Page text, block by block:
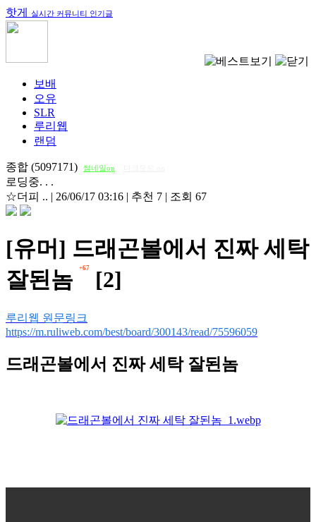
핫게 실시간 커뮤니티 인기글
보배
오유
SLR
루리웹
랜덤
종합 (5097171) 썸네일on
로딩중. . .
☆더피 .. | 26/06/17 03:16 | 추천 7 | 조회 67
[유머] 드래곤볼에서 진짜 세탁
잘된놈
+67 [2]
루리웹 원문링크
https://m.ruliweb.com/best/board/300143/read/75596059
드래곤볼에서 진짜 세탁 잘된놈